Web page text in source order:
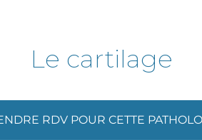
Le cartilage
RDV POUR CETTE